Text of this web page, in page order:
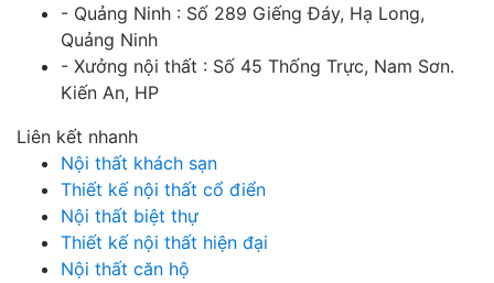
- Quảng Ninh : Số 289 Giếng Đáy, Hạ Long,
Quảng Ninh
- Xưởng nội thất : Số 45 Thống Trực, Nam Sơn.
Kiến An, HP
Liên kết nhanh
Nội thất khách sạn
Thiết kế nội thất cổ điển
Nội thất biệt thự
Thiết kế nội thất hiện đại
Nội thất căn hộ